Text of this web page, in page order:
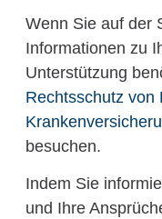
Wenn Sie auf der
Informationen zu
Unterstützung
Rechtsschutz von
besuchen.
Indem Sie
und Ihre